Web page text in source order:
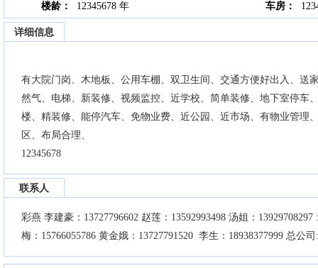
楼龄： 12345678 年 车房：
详细信息
有大院门岗、木地板、公用车棚、双卫生间、交通方便好出入、送
然气、电梯、新装修、视频监控、近学校、简单装修、地下室停车
楼、精装修、能停汽车、免物业费、近公园、近市场、有物业管理
区、布局合理、
12345678
联系人
彩燕 李建豪：13727796602 赵莲：13592993498 汤姐：13929708297
梅：15766055786 黄金娥：13727791520 李生：18938377999 总公